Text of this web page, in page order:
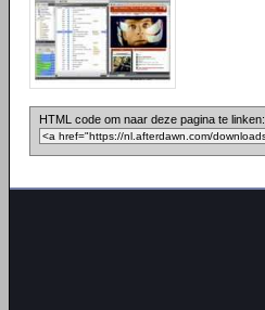
HTML code om naar deze pagina te linken: